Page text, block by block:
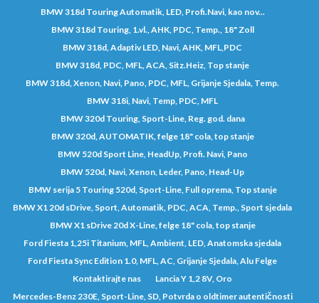
BMW 318d Touring Automatik, LED, Profi.Navi, kao nov...
BMW 318d Touring, 1.vl., AHK, PDC, Temp., 18" Zoll
BMW 318d, Adaptiv LED, Navi, AHK, MFL,PDC
BMW 318d, PDC, MFL, ACA, Sitz.Heiz, Top stanje
BMW 318d, Xenon, Navi, Pano, PDC, MFL, Grijanje Sjedala, Temp.
BMW 318i, Navi, Temp, PDC, MFL
BMW 320d Touring, Sport-Line, Reg. god. dana
BMW 320d, AUTOMATIK, felge 18" cola, top stanje
BMW 520d Sport Line, HeadUp, Profi. Navi, Pano
BMW 520d, Navi, Xenon, Leder, Pano, Head-Up
BMW serija 5 Touring 520d, Sport-Line, Full oprema, Top stanje
BMW X1 20d sDrive, Sport, Automatik, PDC, ACA, Temp., Sport sjedala
BMW X1 sDrive 20d X-Line, felge 18" cola, top stanje
Ford Fiesta 1,25i Titanium, MFL, Ambient, LED, Anatomska sjedala
Ford Fiesta Sync Edition 1.0, MFL, AC, Grijanje Sjedala, Alu Felge
Kontaktirajte nas
Lancia Y 1,2 8V, Oro
Mercedes-Benz 230E, Sport-Line, SD, Potvrda o oldtimer autentičnosti